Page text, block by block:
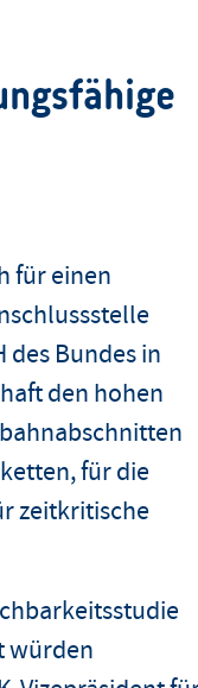
für einen
des Bundes in
den hohen
für die
zeitkritische
würden